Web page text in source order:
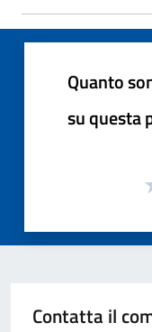
Quanto
su questa
Contatta il